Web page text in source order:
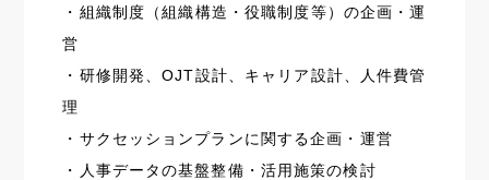
・組織制度（組織構造・役職制度等）の企画・運
営
・研修開発、OJT設計、キャリア設計、人件費管
理
・サクセッションプランに関する企画・運営
・人事データの基盤整備・活用施策の検討